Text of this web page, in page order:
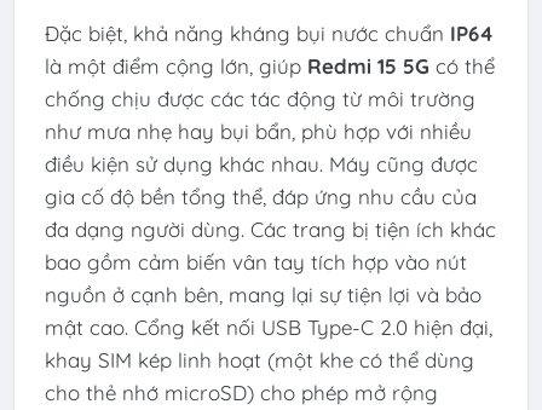
Đặc biệt, khả năng kháng bụi nước chuẩn IP64
là một điểm cộng lớn, giúp Redmi 15 5G có thể
chống chịu được các tác động từ môi trường
như mưa nhẹ hay bụi bẩn, phù hợp với nhiều
điều kiện sử dụng khác nhau. Máy cũng được
gia cố độ bền tổng thể, đáp ứng nhu cầu của
đa dạng người dùng. Các trang bị tiện ích khác
bao gồm cảm biến vân tay tích hợp vào nút
nguồn ở cạnh bên, mang lại sự tiện lợi và bảo
mật cao. Cổng kết nối USB Type-C 2.0 hiện đại,
khay SIM kép linh hoạt (một khe có thể dùng
cho thẻ nhớ microSD) cho phép mở rộng